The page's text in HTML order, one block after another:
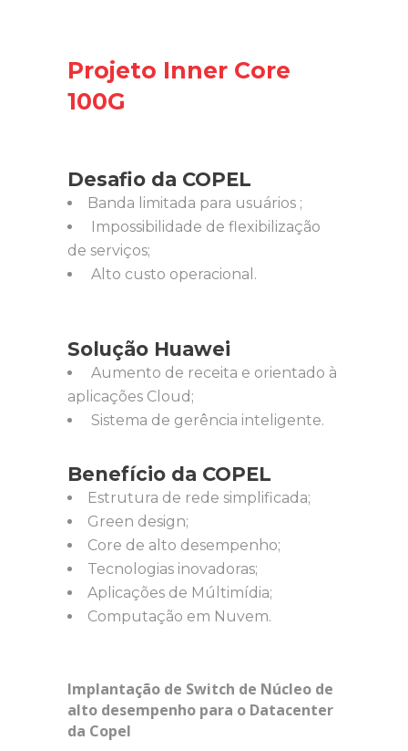
Projeto Inner Core
100G
Desafio da COPEL
Banda limitada para usuários ;
Impossibilidade de flexibilização
de serviços;
Alto custo operacional.
Solução Huawei
Aumento de receita e orientado à
aplicações Cloud;
Sistema de gerência inteligente.
Benefício da COPEL
Estrutura de rede simplificada;
Green design;
Core de alto desempenho;
Tecnologias inovadoras;
Aplicações de Múltimídia;
Computação em Nuvem.
Implantação de Switch de Núcleo de
alto desempenho para o Datacenter
da Copel